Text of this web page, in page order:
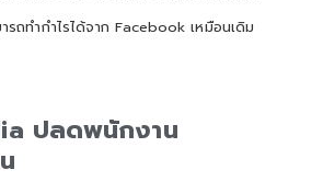
รถทำกำไรได้จาก Facebook เหมือนเดิม
ปลดพนักงาน